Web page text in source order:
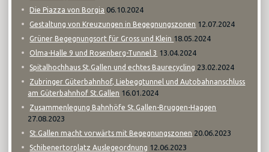
Die Piazza von Borgia 06.10.2024
Gestaltung von Kreuzungen in Begegnungszonen 12.07.2024
Grüner Begegnungsort für Gross und Klein 18.05.2024
Olma-Halle 9 und Rosenberg-Tunnel 3 13.04.2024
Spitalhochhaus St.Gallen und echtes Baurecycling 23.02.2024
Zubringer Güterbahnhof, Liebeggtunnel und Autobahnanschluss
am Güterbahnhof St.Gallen 16.01.2024
Zusammenlegung Bahnhöfe St.Gallen-Bruggen-Haggen
27.08.2023
St.Gallen macht vorwärts mit Begegnungszonen 20.06.2023
Schibenertorplatz Auslegeordnung 12.06.2023